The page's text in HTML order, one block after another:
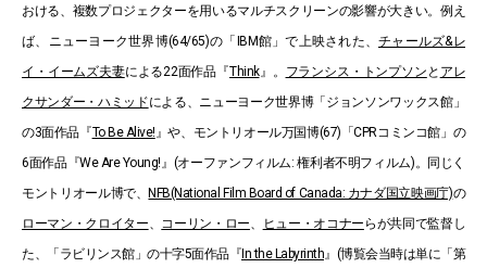
おける、複数プロジェクターを用いるマルチスクリーンの影響が大きい。例え
ば、ニューヨーク世界博(64/65)の「IBM館」で上映された、 チャールズ&レ
イ・イームズ夫妻による22面作品『Think』。 フランシス・トンプソン と アレ
クサンダー・ハミッドによる、ニューヨーク世界博「ジョンソンワックス館」
の3面作品『To Be Alive!』や、モントリオール万国博(67)「CPRコミンコ館」の
6面作品『We Are Young!』(オーファンフィルム: 権利者不明フィルム)。同じく
モントリオール博で、
NFB(National Film Board of Canada: カナダ国立映画庁)の
ローマン・クロイター、 コーリン・ロー、 ヒュー・オコナー らが共同で監督し
た、「ラビリンス館」の十字5面作品『 In the Labyrinth』(博覧会当時は単に「第